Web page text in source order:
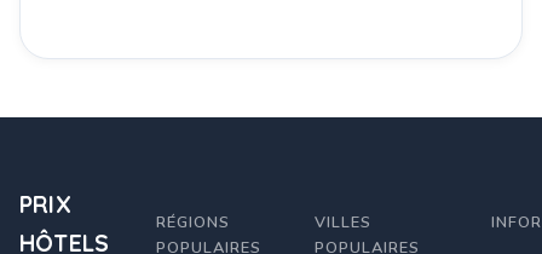
PRIX
HÔTELS
RÉGIONS
POPULAIRES
VILLES
POPULAIRES